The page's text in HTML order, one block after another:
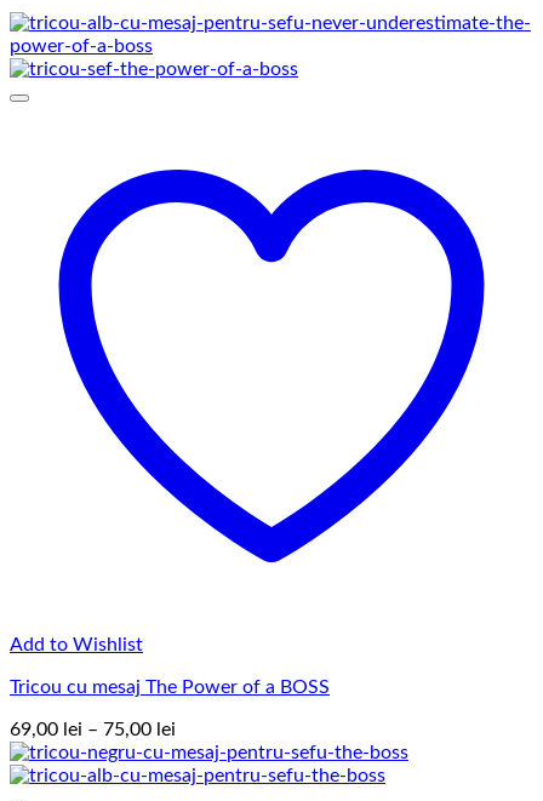
Add to Wishlist
Tricou cu mesaj The Power of a BOSS
69,00 lei – 75,00 lei
de
prețuri: